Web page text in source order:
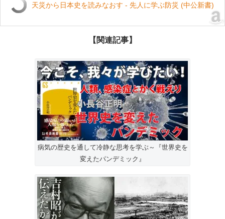
天災から日本史を読みなおす - 先人に学ぶ防災 (中公新書)
【関連記事】
病気の歴史を通して冷静な思考を学ぶ～『世界史を
変えたパンデミック』